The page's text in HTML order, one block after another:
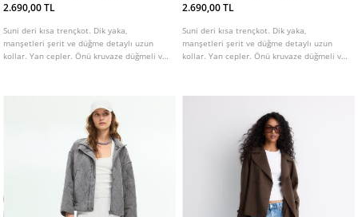
2.690,00 TL
Suni deri kısa trençkot. Dik yaka,
manşetleri şerit ve düğme detaylı uzun
kollar. Yan cepler. Önü kruvaze düğmeli ve
2.690,00 TL
Suni deri kısa trençkot. Dik yaka,
manşetleri şerit ve düğme detaylı uzun
kollar. Yan cepler. Önü kruvaze düğmeli ve